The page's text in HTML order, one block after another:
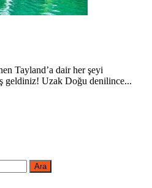
Tayland’a dair her şeyi
geldiniz! Uzak Doğu denilince...